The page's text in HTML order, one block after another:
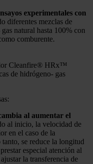
experimentales con
diferentes mezclas de
natural hasta 100% con
comburente.
Cleanfire® HRx™
de hidrógeno- gas
al aumentar el
al inicio, la velocidad de
en el caso de la
se reduce la longitud
especial atención al
la transferencia de